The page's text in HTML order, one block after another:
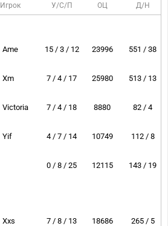
Игрок У/С/П ОЦ Д/Н
Ame 15 / 3 / 12 23996 551 / 38
Xm 7 / 4 / 17 25980 513 / 13
Victoria 7 / 4 / 18 8880 82 / 4
Yif 4 / 7 / 14 10749 112 / 8
0 / 8 / 25 12115 143 / 19
Xxs 7 / 8 / 13 18686 265 / 5